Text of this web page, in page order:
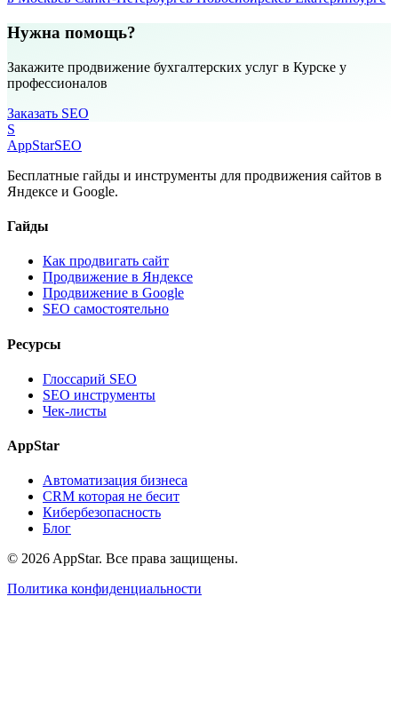
Нужна помощь?
Закажите продвижение бухгалтерских услуг в Курске у
профессионалов
Заказать SEO
S
AppStarSEO
Бесплатные гайды и инструменты для продвижения сайтов в
Яндексе и Google.
Гайды
Как продвигать сайт
Продвижение в Яндексе
Продвижение в Google
SEO самостоятельно
Ресурсы
Глоссарий SEO
SEO инструменты
Чек-листы
AppStar
Автоматизация бизнеса
CRM которая не бесит
Кибербезопасность
Блог
© 2026 AppStar. Все права защищены.
Политика конфиденциальности